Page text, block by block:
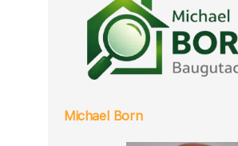
Michael Born